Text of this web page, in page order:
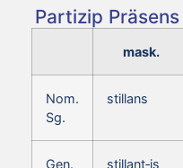
Partizip
mask.
Nom.
Sg.
stillans
Gen.
stillant‑is